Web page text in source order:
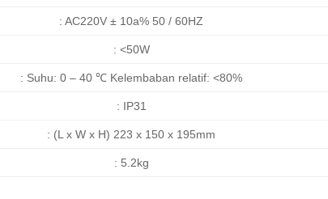
: AC220V ± 10a% 50 / 60HZ
: <50W
: Suhu: 0 – 40 ℃ Kelembaban relatif: <80%
: IP31
: (L x W x H) 223 x 150 x 195mm
: 5.2kg